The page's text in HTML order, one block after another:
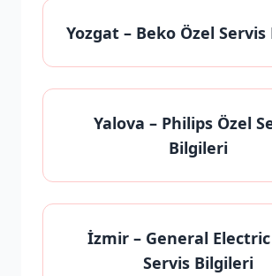
Yozgat – Beko Özel
Yalova – Philips Özel
Bilgileri
İzmir– General Electric
Servis Bilgileri